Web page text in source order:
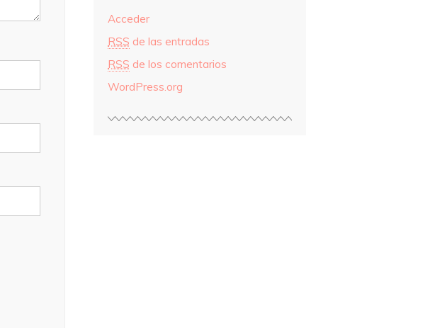
Acceder
RSS de las entradas
RSS de los comentarios
WordPress.org